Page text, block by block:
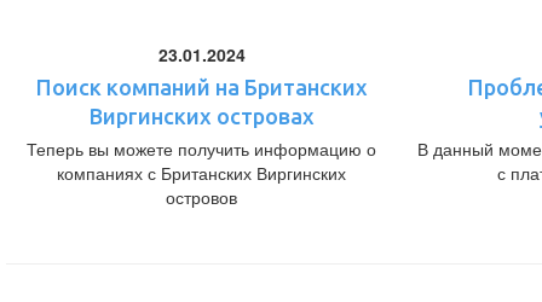
23.01.2024
Поиск компаний на Британских
Виргинских островах
Теперь вы можете получить информацию о
компаниях с Британских Виргинских
островов
В данный
с